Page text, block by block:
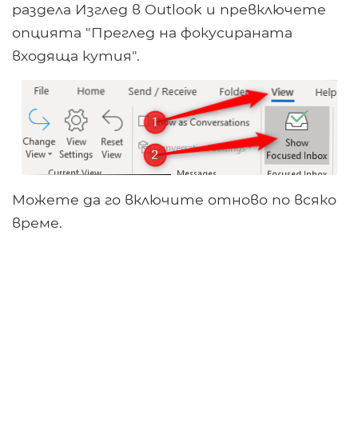
раздела Изглед в Outlook и превключете
опцията "Преглед на фокусираната
входяща кутия".
Можете да го включите отново по всяко
време.